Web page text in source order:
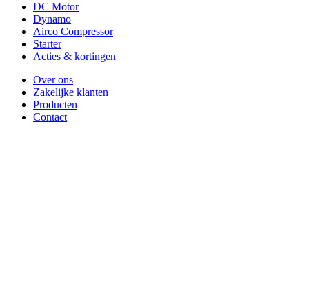
DC Motor
Dynamo
Airco Compressor
Starter
Acties & kortingen
Over ons
Zakelijke klanten
Producten
Contact